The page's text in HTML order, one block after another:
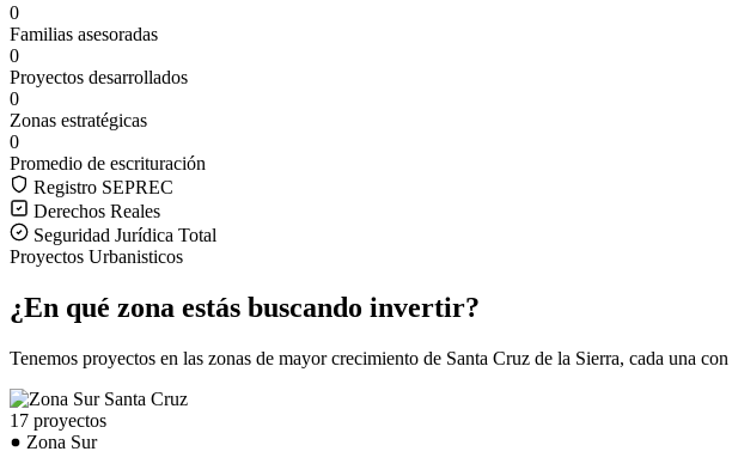
0
Familias asesoradas
0
Proyectos desarrollados
0
Zonas estratégicas
0
Promedio de escrituración
Registro SEPREC
Derechos Reales
Seguridad Jurídica Total
Proyectos Urbanisticos
¿En qué zona estás buscando invertir?
Tenemos proyectos en las zonas de mayor crecimiento de Santa Cruz de la Sierra, cada una
17 proyectos
Zona Sur